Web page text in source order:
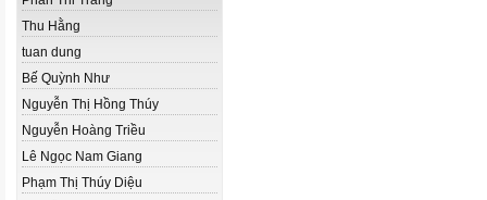
Thu Hằng
tuan dung
Bế Quỳnh Như
Nguyễn Thị Hồng Thúy
Nguyễn Hoàng Triều
Lê Ngọc Nam Giang
Phạm Thị Thúy Diệu